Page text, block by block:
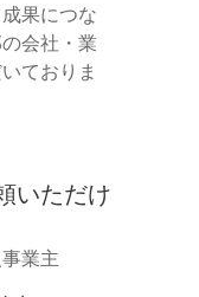
果につな
会社・業
ておりま
いただけ
業主